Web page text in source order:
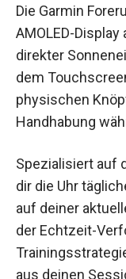
Details
Die Garmin
AMOLED-
direkter
dem
Handhabung
Spezialisiert auf
dir die Uhr
auf deiner